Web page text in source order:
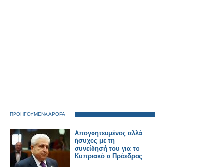
ΠΡΟΗΓΟΥΜΕΝΑ ΑΡΘΡΑ
Απογοητευμένος αλλά
ήσυχος με τη
συνείδησή του για το
Κυπριακό ο Πρόεδρος